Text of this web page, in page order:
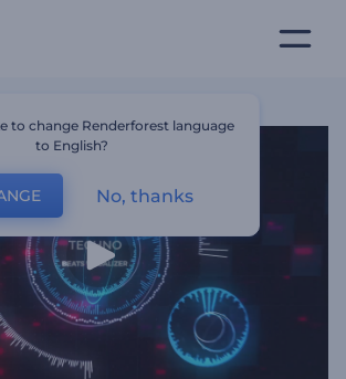
to change Renderforest language
to English?
No, thanks